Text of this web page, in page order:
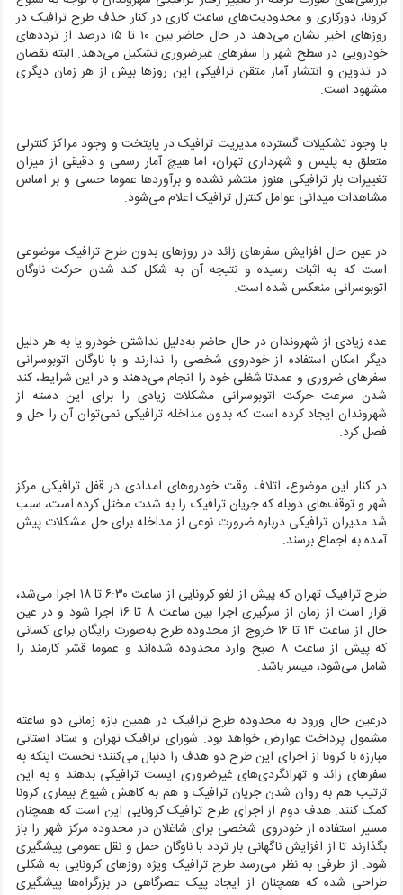
کرونا، دورکاری و محدودیت‌های ساعت کاری در کنار حذف طرح ترافیک در
روزهای اخیر نشان می‌دهد در حال حاضر بین ۱۰ تا ۱۵ درصد از ترددهای
خودرویی در سطح شهر را سفرهای غیرضروری تشکیل می‌دهد. البته نقصان
در تدوین و انتشار آمار متقن ترافیکی این روزها بیش از هر زمان دیگری
مشهود است.
با وجود تشکیلات گسترده مدیریت ترافیک در پایتخت و وجود مراکز کنترلی
متعلق به پلیس و شهرداری تهران، اما هیچ آمار رسمی و دقیقی از میزان
تغییرات بار ترافیکی هنوز منتشر نشده و برآوردها عموما حسی و بر اساس
مشاهدات میدانی عوامل کنترل ترافیک اعلام می‌شود.
در عین حال افزایش سفرهای زائد در روزهای بدون طرح ترافیک موضوعی
است که به اثبات رسیده و نتیجه آن به شکل کند شدن حرکت ناوگان
اتوبوسرانی منعکس شده است.
عده زیادی از شهروندان در حال حاضر به‌دلیل نداشتن خودرو یا به هر دلیل
دیگر امکان استفاده از خودروی شخصی را ندارند و با ناوگان اتوبوسرانی
سفرهای ضروری و عمدتا شغلی خود را انجام می‌دهند و در این شرایط، کند
شدن سرعت حرکت اتوبوسرانی مشکلات زیادی را برای این دسته از
شهروندان ایجاد کرده است که بدون مداخله ترافیکی نمی‌توان آن را حل و
فصل کرد.
در کنار این موضوع، اتلاف وقت خودروهای امدادی در قفل ترافیکی مرکز
شهر و توقف‌های دوبله که جریان ترافیک را به شدت مختل کرده است، سبب
شد مدیران ترافیکی درباره ضرورت نوعی از مداخله برای حل مشکلات پیش
آمده به اجماع برسند.
طرح ترافیک تهران که پیش از لغو کرونایی از ساعت ۶:۳۰ تا ۱۸ اجرا می‌شد،
قرار است از زمان از سرگیری اجرا بین ساعت ۸ تا ۱۶ اجرا شود و در عین
حال از ساعت ۱۴ تا ۱۶ خروج از محدوده طرح به‌صورت رایگان برای کسانی
که پیش از ساعت ۸ صبح وارد محدوده شده‌اند و عموما قشر کارمند را
شامل می‌شود، میسر باشد.
درعین حال ورود به محدوده طرح ترافیک در همین بازه زمانی دو ساعته
مشمول پرداخت عوارض خواهد بود. شورای ترافیک تهران و ستاد استانی
مبارزه با کرونا از اجرای این طرح دو هدف را دنبال می‌کنند؛ نخست اینکه به
سفرهای زائد و تهرانگردی‌های غیرضروری ایست ترافیکی بدهند و به این
ترتیب هم به روان شدن جریان ترافیک و هم به کاهش شیوع بیماری کرونا
کمک کنند. هدف دوم از اجرای طرح ترافیک کرونایی این است که همچنان
مسیر استفاده از خودروی شخصی برای شاغلان در محدوده مرکز شهر را باز
بگذارند تا از افزایش ناگهانی بار تردد با ناوگان حمل و نقل عمومی پیشگیری
شود. از طرفی به نظر می‌رسد طرح ترافیک ویژه روزهای کرونایی به شکلی
طراحی شده که همچنان از ایجاد پیک عصرگاهی در بزرگراه‌ها پیشگیری